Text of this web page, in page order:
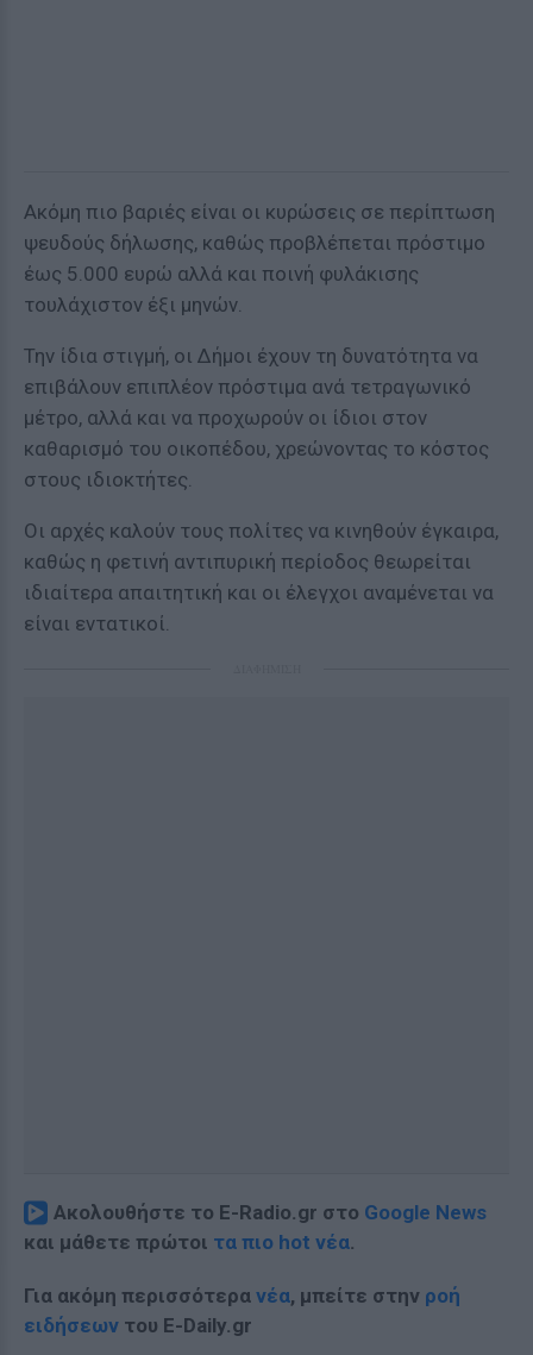
Ακόμη πιο βαριές είναι οι κυρώσεις σε περίπτωση
ψευδούς δήλωσης, καθώς προβλέπεται πρόστιμο
έως 5.000 ευρώ αλλά και ποινή φυλάκισης
τουλάχιστον έξι μηνών.
Την ίδια στιγμή, οι Δήμοι έχουν τη δυνατότητα να
επιβάλουν επιπλέον πρόστιμα ανά τετραγωνικό
μέτρο, αλλά και να προχωρούν οι ίδιοι στον
καθαρισμό του οικοπέδου, χρεώνοντας το κόστος
στους ιδιοκτήτες.
Οι αρχές καλούν τους πολίτες να κινηθούν έγκαιρα,
καθώς η φετινή αντιπυρική περίοδος θεωρείται
ιδιαίτερα απαιτητική και οι έλεγχοι αναμένεται να
είναι εντατικοί.
Ακολουθήστε το E-Radio.gr στο Google News
και μάθετε πρώτοι τα πιο hot νέα.
Για ακόμη περισσότερα νέα, μπείτε στην ροή
ειδήσεων του E-Daily.gr